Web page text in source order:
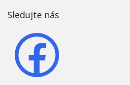
Sledujte nás